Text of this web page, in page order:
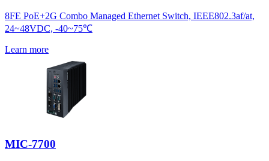
8FE PoE+2G Combo Managed Ethernet Switch, IEEE802.3af/at,
24~48VDC, -40~75℃
Learn more
MIC-7700